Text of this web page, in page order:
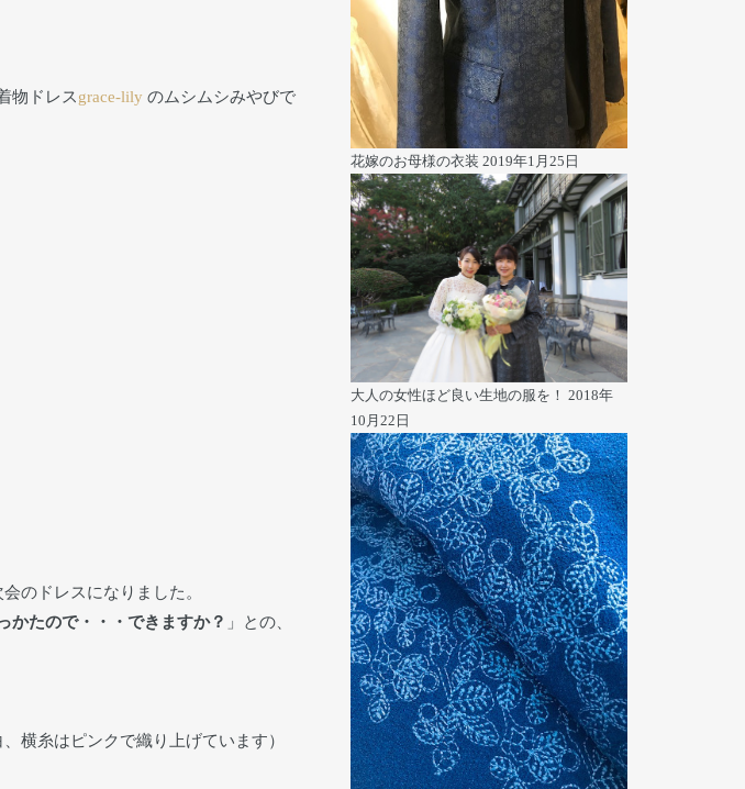
物ドレスgrace-lily のムシムシみやびで
のドレスになりました。
かたので・・・できますか？ 」との、
横糸はピンクで織り上げています）
花嫁のお母様の衣装 2019年1月25日
大人の女性ほど良い生地の服を！ 2018年
10月22日